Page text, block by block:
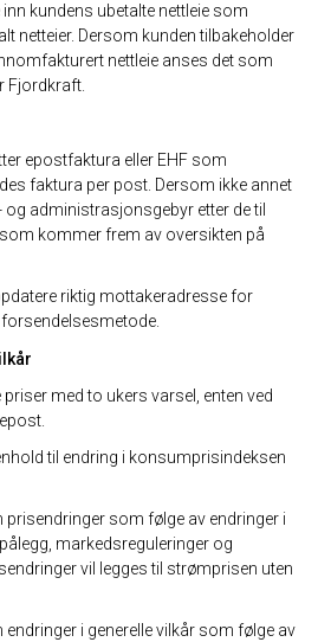
kundens ubetalte nettleie som
netteier. Dersom kunden tilbakeholder
nettleie anses det som
Fjordkraft.
epostfaktura eller EHF som
faktura per post. Dersom ikke annet
administrasjonsgebyr etter de til
kommer frem av oversikten på
riktig mottakeradresse for
med to ukers varsel, enten ved
til endring i konsumprisindeksen
som følge av endringer i
markedsreguleringer og
vil legges til strømprisen uten
i generelle vilkår som følge av